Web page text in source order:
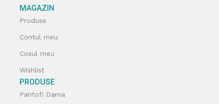
MAGAZIN
Produse
Contul meu
Cosul meu
Wishlist
PRODUSE
Pantofi Dama